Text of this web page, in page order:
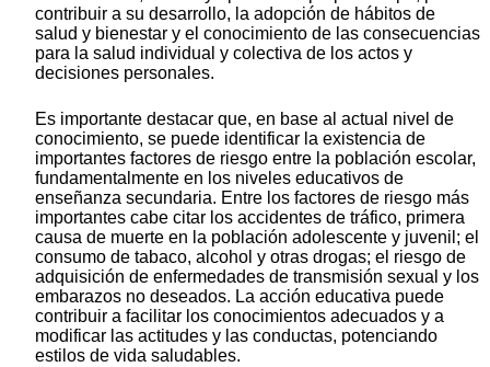
contribuir a su desarrollo, la adopción de hábitos de
salud y bienestar y el conocimiento de las consecuencias
para la salud individual y colectiva de los actos y
decisiones personales.
Es importante destacar que, en base al actual nivel de
conocimiento, se puede identificar la existencia de
importantes factores de riesgo entre la población escolar,
fundamentalmente en los niveles educativos de
enseñanza secundaria. Entre los factores de riesgo más
importantes cabe citar los accidentes de tráfico, primera
causa de muerte en la población adolescente y juvenil; el
consumo de tabaco, alcohol y otras drogas; el riesgo de
adquisición de enfermedades de transmisión sexual y los
embarazos no deseados. La acción educativa puede
contribuir a facilitar los conocimientos adecuados y a
modificar las actitudes y las conductas, potenciando
estilos de vida saludables.